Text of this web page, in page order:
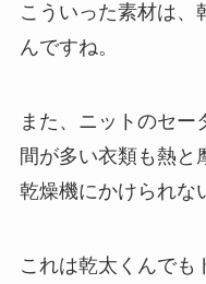
こういった素材は、
んですね。
また、ニットのセー
間が多い衣類も熱と
乾燥機にかけられな
これは乾太くんでも